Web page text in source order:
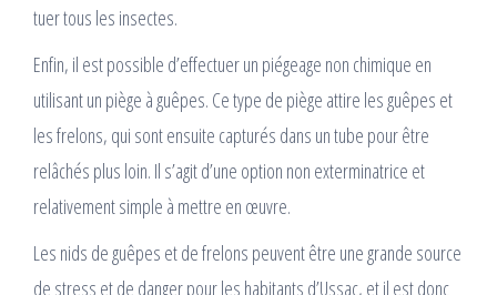
tuer tous les insectes.
Enfin, il est possible d’effectuer un piégeage non chimique en
utilisant un piège à guêpes. Ce type de piège attire les guêpes et
les frelons, qui sont ensuite capturés dans un tube pour être
relâchés plus loin. Il s’agit d’une option non exterminatrice et
relativement simple à mettre en œuvre.
Les nids de guêpes et de frelons peuvent être une grande source
de stress et de danger pour les habitants d’Ussac, et il est donc